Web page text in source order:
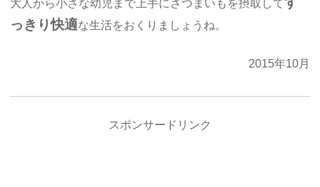
大人から小さな幼児まで上手にさつまいもを摂取して
っきり快適な生活をおくりましょうね。
2015年10月
スポンサードリンク